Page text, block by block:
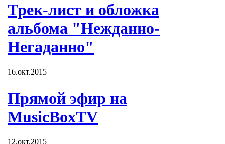
Трек-лист и обложка
альбома "Нежданно-
Негаданно"
16.окт.2015
Прямой эфир на
MusicBoxTV
12.окт.2015